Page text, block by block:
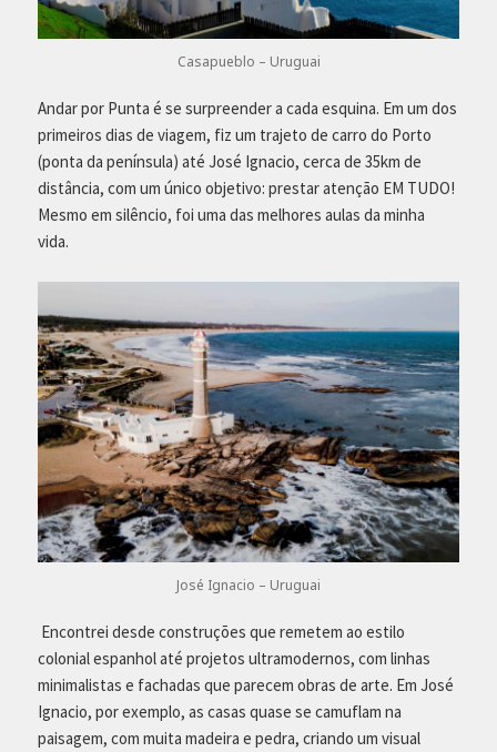
Casapueblo – Uruguai
Andar por Punta é se surpreender a cada esquina. Em um dos
primeiros dias de viagem, fiz um trajeto de carro do Porto
(ponta da península) até José Ignacio, cerca de 35km de
distância, com um único objetivo: prestar atenção EM TUDO!
Mesmo em silêncio, foi uma das melhores aulas da minha
vida.
José Ignacio – Uruguai
Encontrei desde construções que remetem ao estilo
colonial espanhol até projetos ultramodernos, com linhas
minimalistas e fachadas que parecem obras de arte. Em José
Ignacio, por exemplo, as casas quase se camuflam na
paisagem, com muita madeira e pedra, criando um visual